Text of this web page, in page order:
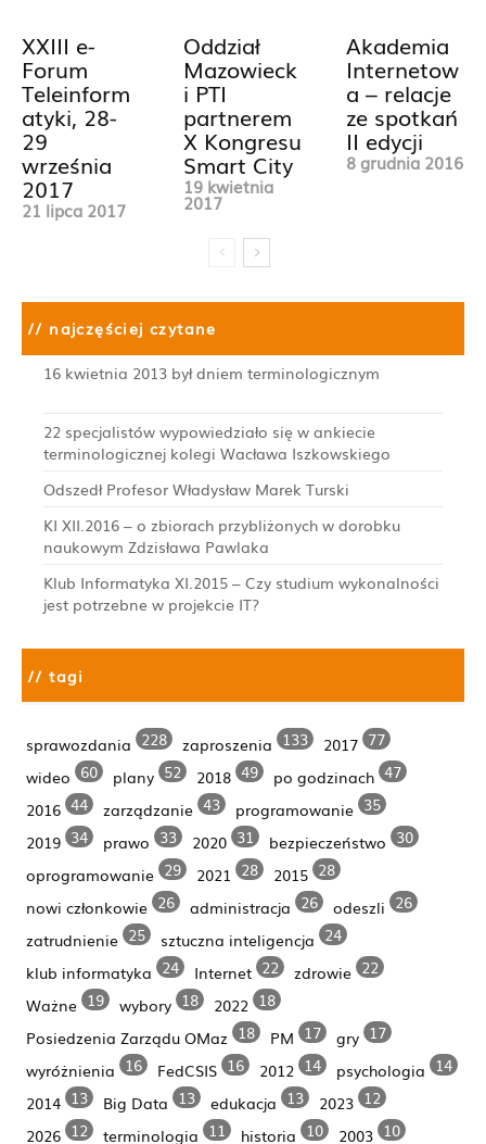
XXIII e-
Forum
Teleinform
atyki, 28-
29
września
2017
21 lipca 2017
Oddział
Mazowieck
i PTI
partnerem
X Kongresu
Smart City
19 kwietnia
2017
Akademia
Internetow
a – relacje
ze spotkań
II edycji
8 grudnia 2016
// najczęściej czytane
16 kwietnia 2013 był dniem terminologicznym
22 specjalistów wypowiedziało się w ankiecie
terminologicznej kolegi Wacława Iszkowskiego
Odszedł Profesor Władysław Marek Turski
KI XII.2016 – o zbiorach przybliżonych w dorobku
naukowym Zdzisława Pawlaka
Klub Informatyka XI.2015 – Czy studium wykonalności
jest potrzebne w projekcie IT?
// tagi
sprawozdania 228 zaproszenia 133 2017 77
wideo 60 plany 52 2018 49 po godzinach 47
2016 44 zarządzanie 43 programowanie 35
2019 34 prawo 33 2020 31 bezpieczeństwo 30
oprogramowanie 29 2021 28 2015 28
nowi członkowie 26 administracja 26 odeszli 26
zatrudnienie 25 sztuczna inteligencja 24
klub informatyka 24 Internet 22 zdrowie 22
Ważne 19 wybory 18 2022 18
Posiedzenia Zarządu OMaz 18 PM 17 gry 17
wyróżnienia 16 FedCSIS 16 2012 14 psychologia 14
2014 13 Big Data 13 edukacja 13 2023 12
2026 12 terminologia 11 historia 10 2003 10